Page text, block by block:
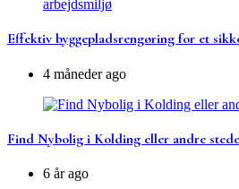
Effektiv byggepladsrengøring for et
4 måneder ago
Find Nybolig i Kolding eller andre
6 år ago